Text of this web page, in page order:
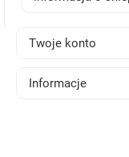
Twoje konto
Informacje